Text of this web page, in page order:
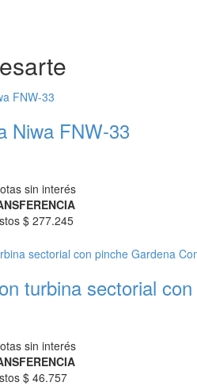
Niwa FNW-33
sin interés
$ 277.245
turbina sectorial
sin interés
$ 46.757